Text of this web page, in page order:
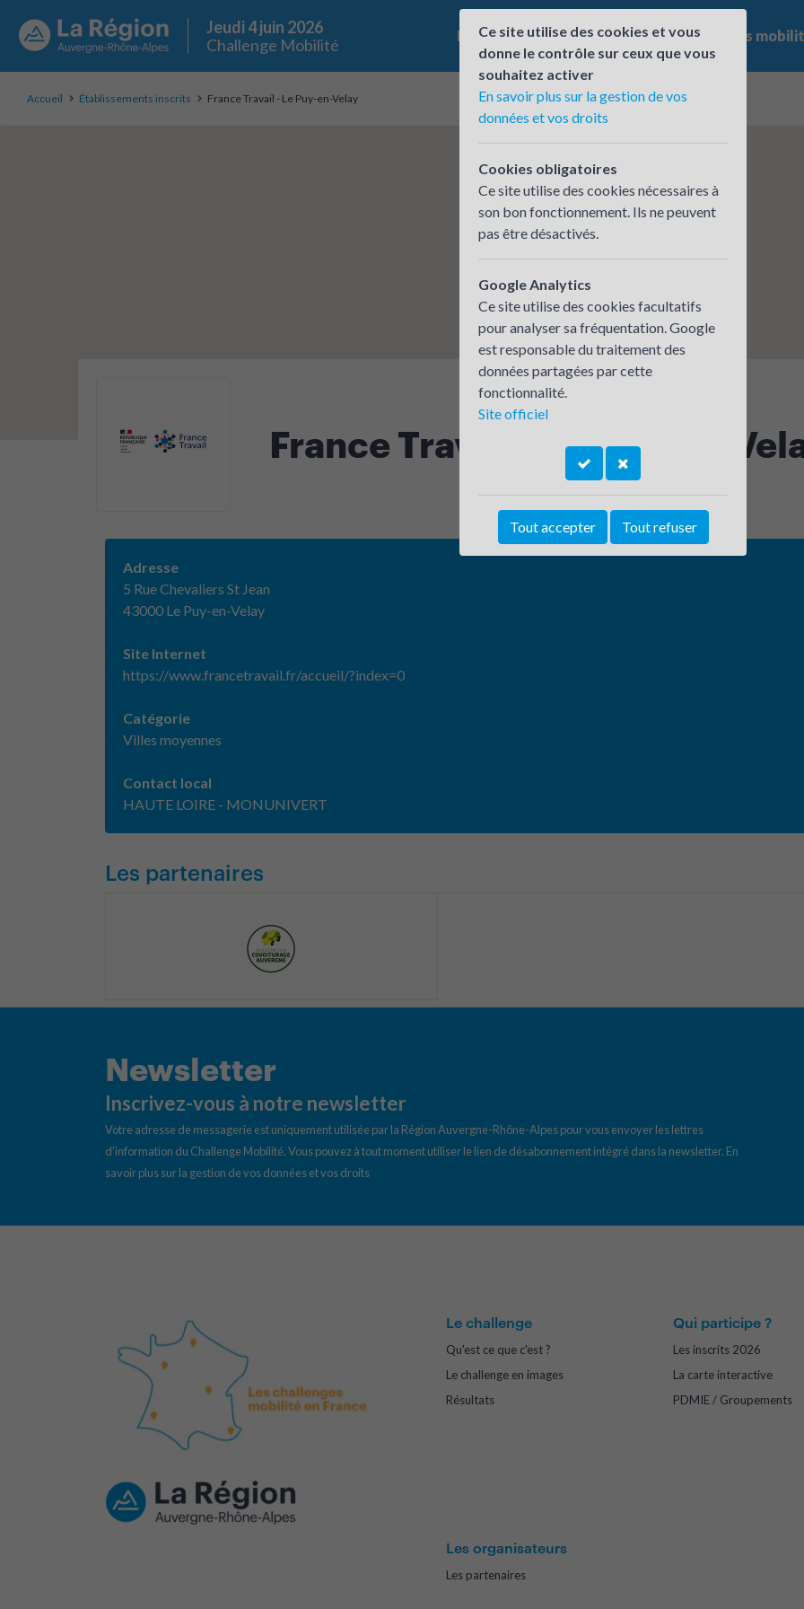
Jeudi 4 juin 2026
Challenge Mobilité
Le challenge Qui participe ? Les offres
Accueil Établissements inscrits France Travail - Le Puy-en-Velay
France Travail - Le Puy-en-
Adresse
5 Rue Chevaliers St Jean
43000 Le Puy-en-Velay
Site Internet
https://www.francetravail.fr/accueil/?index=0
Catégorie
Villes moyennes
Contact local
HAUTE LOIRE - MONUNIVERT
Les partenaires
Newsletter
Inscrivez-vous à notre newsletter
Votre adresse de messagerie est uniquement utilisée par la Région Auvergne-Rhône-Alpes pour vous envoyer les lettres
d’information du Challenge Mobilité. Vous pouvez à tout moment utiliser le lien de désabonnement intégré dans la newsletter. En
savoir plus sur la gestion de vos données et vos droits
Le challenge
Qu'est ce que c'est ?
Le challenge en images
Résultats
Qui participe ?
Les inscrits 2026
La carte interactive
PDMIE / Groupements
Les organisateurs
Les partenaires
Ce site utilise des cookies et vous
donne le contrôle sur ceux que vous
souhaitez activer
En savoir plus sur la gestion de vos
données et vos droits
Cookies obligatoires
Ce site utilise des cookies nécessaires à
son bon fonctionnement. Ils ne peuvent
pas être désactivés.
Google Analytics
Ce site utilise des cookies facultatifs
pour analyser sa fréquentation. Google
est responsable du traitement des
données partagées par cette
fonctionnalité.
Site officiel
Tout accepter Tout refuser